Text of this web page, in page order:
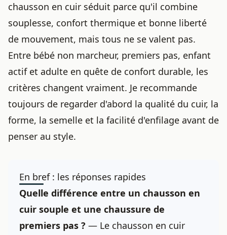
chausson en cuir séduit parce qu'il combine
souplesse, confort thermique et bonne liberté
de mouvement, mais tous ne se valent pas.
Entre bébé non marcheur, premiers pas, enfant
actif et adulte en quête de confort durable, les
critères changent vraiment. Je recommande
toujours de regarder d'abord la qualité du cuir, la
forme, la semelle et la facilité d'enfilage avant de
penser au style.
En bref : les réponses rapides
Quelle différence entre un chausson en
cuir souple et une chaussure de
premiers pas ? — Le chausson en cuir